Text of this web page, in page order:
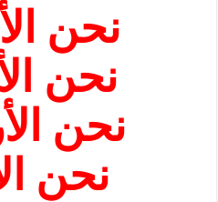
نحن
نحن
نحن
نحن